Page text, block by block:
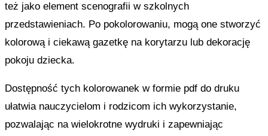
też jako element scenografii w szkolnych
przedstawieniach. Po pokolorowaniu, mogą one stworzyć
kolorową i ciekawą gazetkę na korytarzu lub dekorację
pokoju dziecka.
Dostępność tych kolorowanek w formie pdf do druku
ułatwia nauczycielom i rodzicom ich wykorzystanie,
pozwalając na wielokrotne wydruki i zapewniając